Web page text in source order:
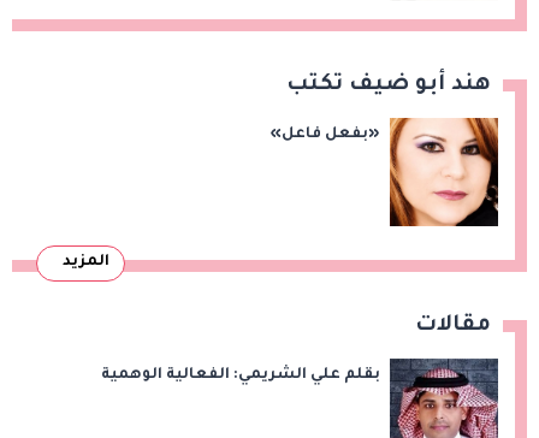
هند أبو ضيف تكتب
«بفعل فاعل»
المزيد
مقالات
بقلم علي الشريمي: الفعالية الوهمية